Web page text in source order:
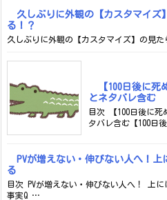
久しぶりに外観の【カスタマイズ
る！？
久しぶりに外観の【カスタマイズ】の
【100日後に
とネタバレ含む
目次 【100日後に死
タバレ含む【100日
PVが増えない・伸びない人へ！
る
目次 PVが増えない・伸びない人へ！ 上
事実Q …